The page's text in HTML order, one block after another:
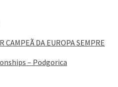
CAMPEÃ DA EUROPA SEMPRE
– Podgorica